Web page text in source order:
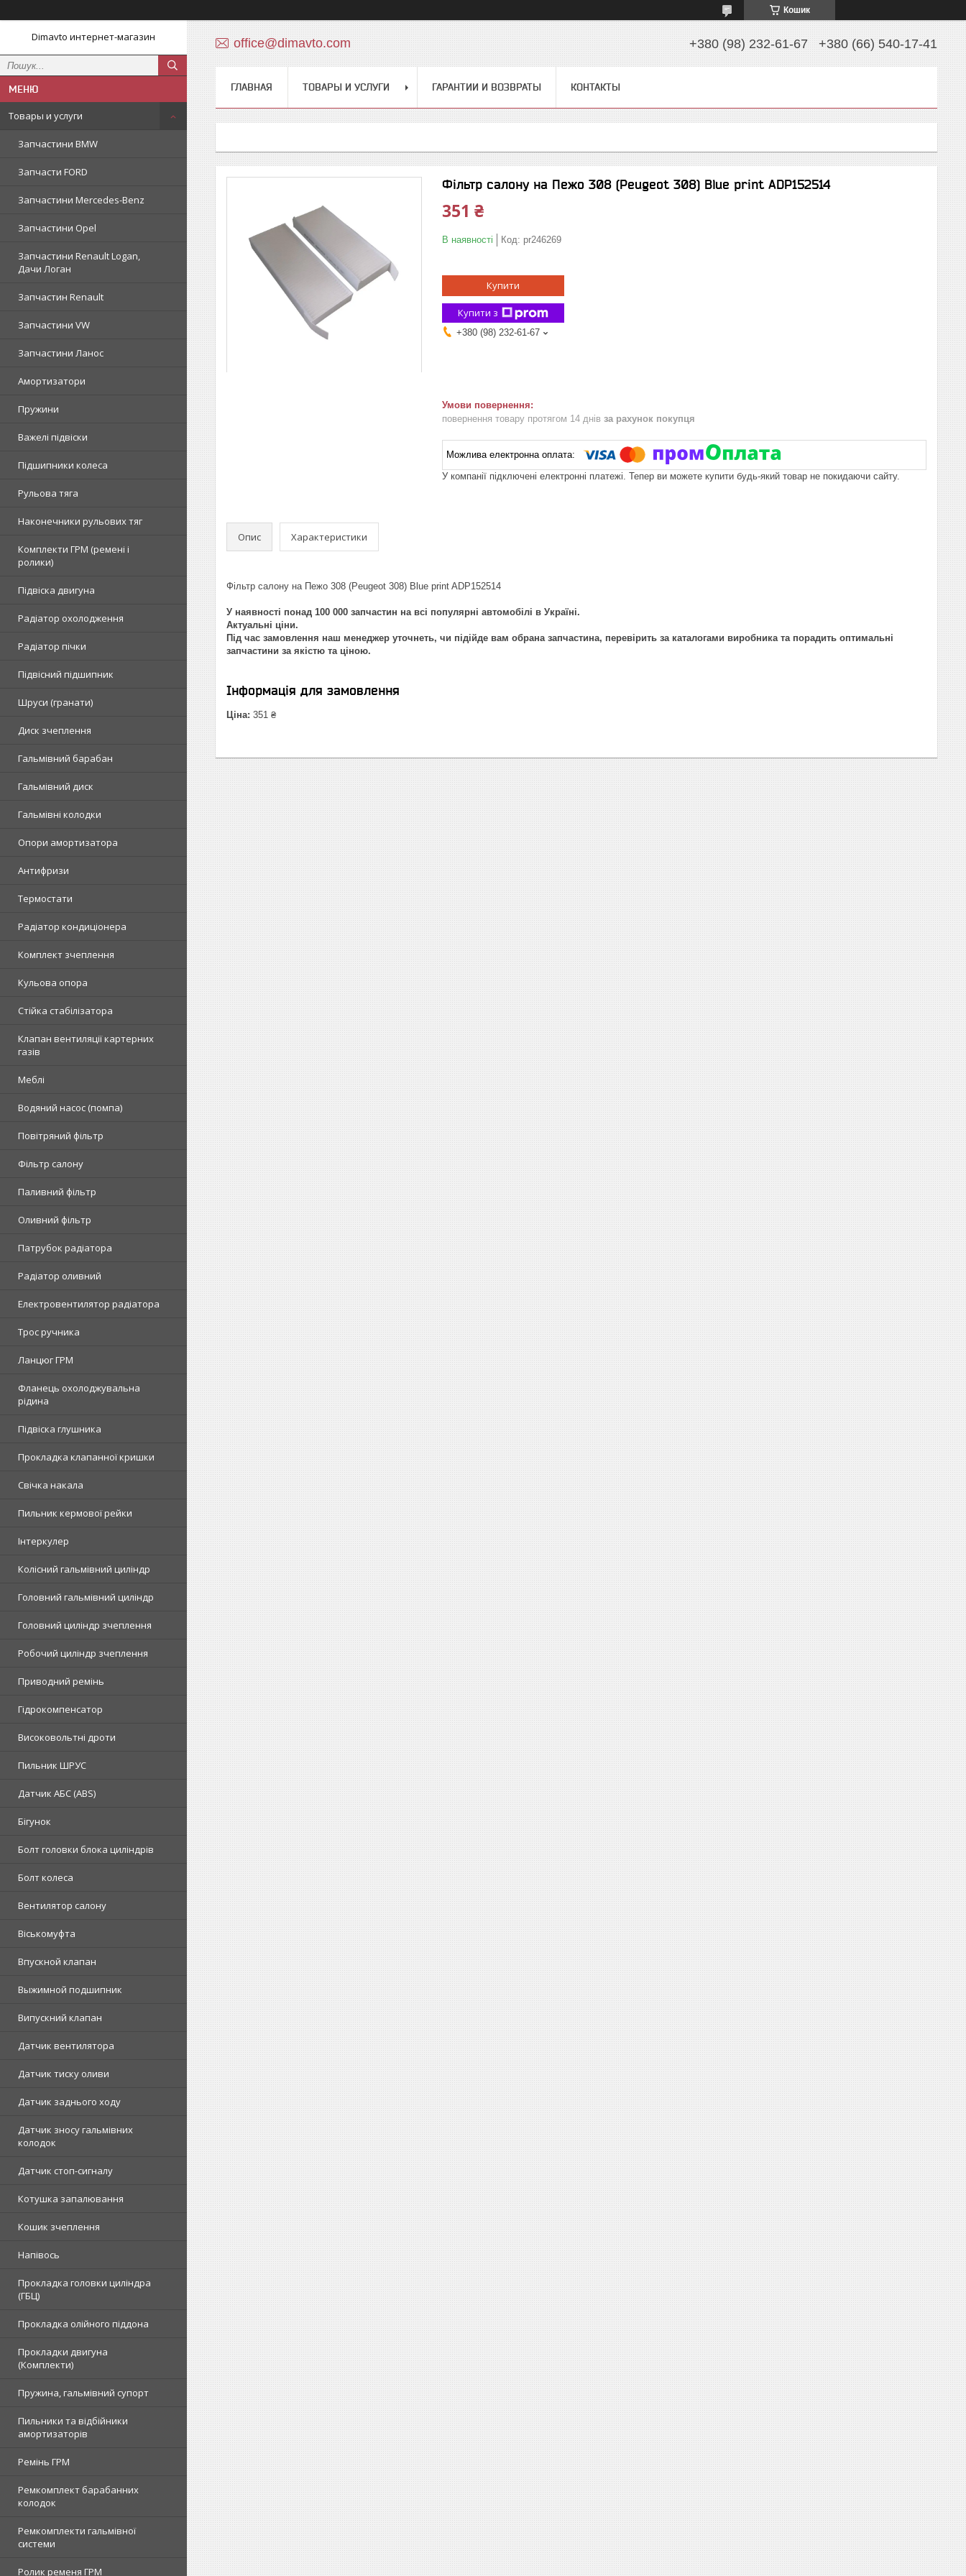
Кошик
Dimavto интернет-магазин
Товары и услуги
Запчастини BMW
Запчасти FORD
Запчастини Mercedes-Benz
Запчастини Opel
Запчастини Renault Logan,
Дачи Логан
Запчастин Renault
Запчастини VW
Запчастини Ланос
Амортизатори
Пружини
Важелі підвіски
Підшипники колеса
Рульова тяга
Наконечники рульових тяг
Комплекти ГРМ (ремені і
ролики)
Підвіска двигуна
Радіатор охолодження
Радіатор пічки
Підвісний підшипник
Шруси (гранати)
Диск зчеплення
Гальмівний барабан
Гальмівний диск
Гальмівні колодки
Опори амортизатора
Антифризи
Термостати
Радіатор кондиціонера
Комплект зчеплення
Кульова опора
Стійка стабілізатора
Клапан вентиляції картерних
газів
Меблі
Водяний насос (помпа)
Повітряний фільтр
Фільтр салону
Паливний фільтр
Оливний фільтр
Патрубок радіатора
Радіатор оливний
Електровентилятор радіатора
Трос ручника
Ланцюг ГРМ
Фланець охолоджувальна
рідина
Підвіска глушника
Прокладка клапанної кришки
Свічка накала
Пильник кермової рейки
Інтеркулер
Колісний гальмівний циліндр
Головний гальмівний циліндр
Головний циліндр зчеплення
Робочий циліндр зчеплення
Приводний ремінь
Гідрокомпенсатор
Високовольтні дроти
Пильник ШРУС
Датчик АБС (ABS)
Бігунок
Болт головки блока циліндрів
Болт колеса
Вентилятор салону
Віськомуфта
Впускной клапан
Выжимной подшипник
Випускний клапан
Датчик вентилятора
Датчик тиску оливи
Датчик заднього ходу
Датчик зносу гальмівних
колодок
Датчик стоп-сигналу
Котушка запалювання
Кошик зчеплення
Напівось
Прокладка головки циліндра
(ГБЦ)
Прокладка олійного піддона
Прокладки двигуна
(Комплекти)
Пружина, гальмівний супорт
Пильники та відбійники
амортизаторів
Ремінь ГРМ
Ремкомплект барабанних
колодок
Ремкомплекти гальмівної
системи
Ролик ременя ГРМ
office@dimavto.com +380 (98) 232-61-67 +380 (66) 540-17-41
ГЛАВНАЯ ТОВАРЫ И УСЛУГИ ГАРАНТИИ И ВОЗВРАТЫ КОНТАКТЫ
Фільтр салону на Пежо 308 (Peugeot 308) Blue print ADP152514
351 ₴
В наявності Код: pr246269
Купити
Купити з
+380 (98) 232-61-67
повернення товару протягом 14 днів за рахунок покупця
У компанії підключені електронні платежі. Тепер ви можете купити будь-який товар не покидаючи сайту.
Опис Характеристики
Фільтр салону на Пежо 308 (Peugeot 308) Blue print ADP152514
У наявності понад 100 000 запчастин на всі популярні автомобілі в Україні.
Актуальні ціни.
Під час замовлення наш менеджер уточнеть, чи підійде вам обрана запчастина, перевірить за каталогами виробника та порадить оптимальні
запчастини за якістю та ціною.
Інформація для замовлення
Ціна: 351 ₴